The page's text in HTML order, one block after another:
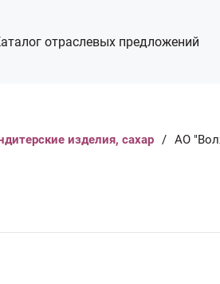
отраслевых предложений
изделия, сахар / АО